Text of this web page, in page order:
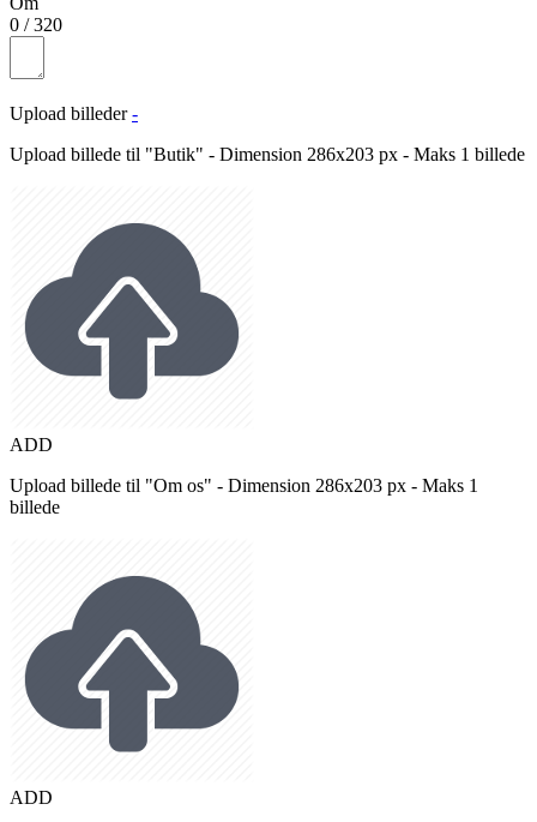
0 /320
Upload billeder -
Upload billede til "Butik" - Dimension 286x203 px - Maks 1 billede
ADD
Upload billede til "Om os" - Dimension 286x203 px - Maks 1
billede
ADD